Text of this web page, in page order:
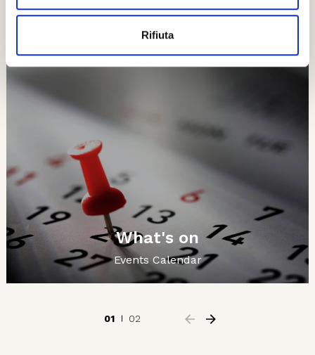
Rifiuta
Ti potrebbero interessare..
What's on
Events Calendar
01 02